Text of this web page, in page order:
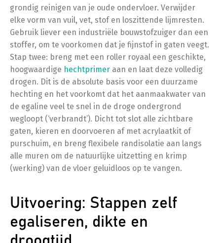
grondig reinigen van je oude ondervloer. Verwijder
elke vorm van vuil, vet, stof en loszittende lijmresten.
Gebruik liever een industriële bouwstofzuiger dan een
stoffer, om te voorkomen dat je fijnstof in gaten veegt.
Stap twee: breng met een roller royaal een geschikte,
hoogwaardige hechtprimer aan en laat deze volledig
drogen. Dit is de absolute basis voor een duurzame
hechting en het voorkomt dat het aanmaakwater van
de egaline veel te snel in de droge ondergrond
wegloopt (‘verbrandt’). Dicht tot slot alle zichtbare
gaten, kieren en doorvoeren af met acrylaatkit of
purschuim, en breng flexibele randisolatie aan langs
alle muren om de natuurlijke uitzetting en krimp
(werking) van de vloer geluidloos op te vangen.
Uitvoering: Stappen zelf
egaliseren, dikte en